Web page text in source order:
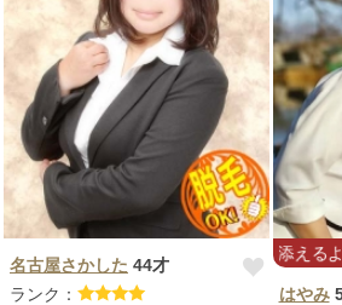
名古屋さかした 44才
ランク：
お客様のご希望に添えるように
はやみ